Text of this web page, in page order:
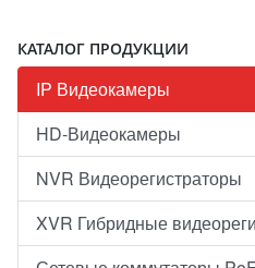
КАТАЛОГ ПРОДУКЦИИ
IP Видеокамеры
HD-Видеокамеры
NVR Видеорегистраторы
XVR Гибридные